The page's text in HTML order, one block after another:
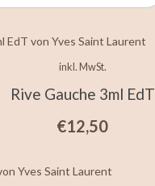
inkl. MwSt.
Rive Gauche 3ml EdT
€12,50